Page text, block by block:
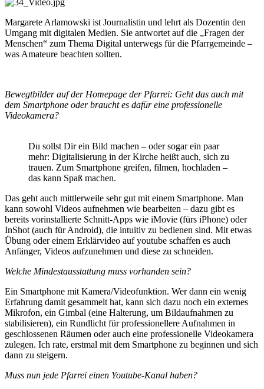
Margarete Arlamowski ist Journalistin und lehrt als Dozentin den
Umgang mit digitalen Medien. Sie antwortet auf die „Fragen der
Menschen“ zum Thema Digital unterwegs für die Pfarrgemeinde –
was Amateure beachten sollten.
Bewegtbilder auf der Homepage der Pfarrei: Geht das auch mit
dem Smartphone oder braucht es dafür eine professionelle
Videokamera?
Du sollst Dir ein Bild machen – oder sogar ein paar
mehr: Digitalisierung in der Kirche heißt auch, sich zu
trauen. Zum Smartphone greifen, filmen, hochladen –
das kann Spaß machen.
Das geht auch mittlerweile sehr gut mit einem Smartphone. Man
kann sowohl Videos aufnehmen wie bearbeiten – dazu gibt es
bereits vorinstallierte Schnitt-Apps wie iMovie (fürs iPhone) oder
InShot (auch für Android), die intuitiv zu bedienen sind. Mit etwas
Übung oder einem Erklärvideo auf youtube schaffen es auch
Anfänger, Videos aufzunehmen und diese zu schneiden.
Welche Mindestausstattung muss vorhanden sein?
Ein Smartphone mit Kamera/Videofunktion. Wer dann ein wenig
Erfahrung damit gesammelt hat, kann sich dazu noch ein externes
Mikrofon, ein Gimbal (eine Halterung, um Bildaufnahmen zu
stabilisieren), ein Rundlicht für professionellere Aufnahmen in
geschlossenen Räumen oder auch eine professionelle Videokamera
zulegen. Ich rate, erstmal mit dem Smartphone zu beginnen und sich
dann zu steigern.
Muss nun jede Pfarrei einen Youtube-Kanal haben?